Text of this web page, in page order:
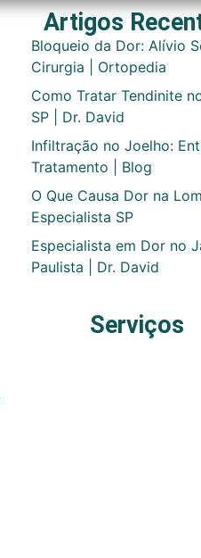
Artigos
Bloqueio da Dor: Alívio
Cirurgia | Ortopedia
Como Tratar Tendinite
SP | Dr. David
Infiltração no Joelho:
Tratamento | Blog
O Que Causa Dor na
Especialista SP
Especialista em Dor no
Paulista | Dr. David
Serviços